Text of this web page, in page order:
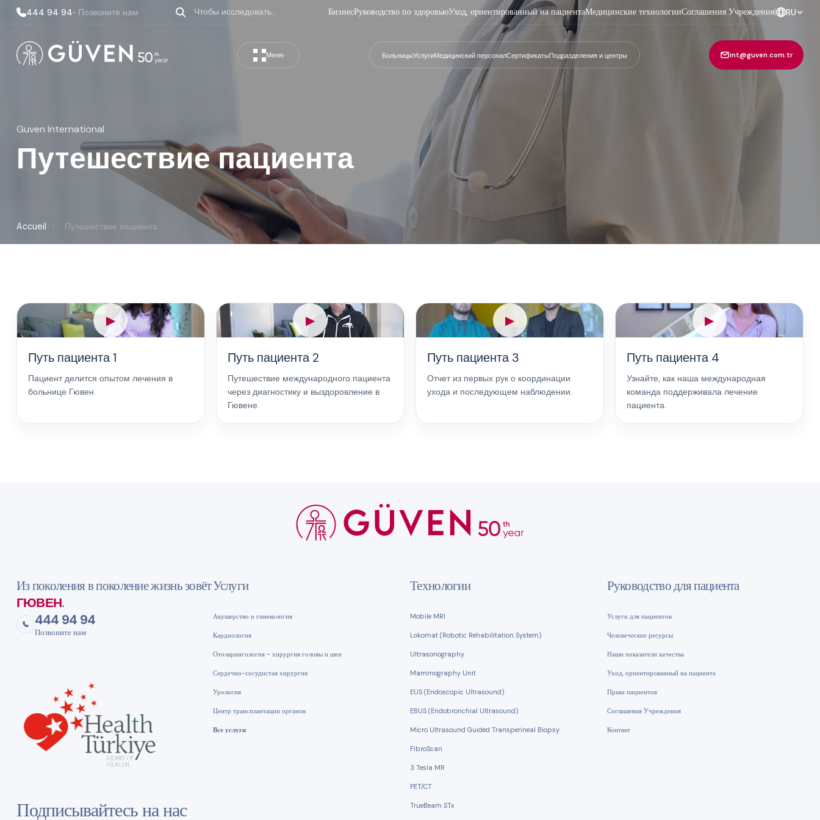
444 94 94• Позвоните нам БизнесРуководство по здоровьюУход, ориентированный на пациентаМедицинские технологииСоглашения Учреждения| RU
Меню БольницыУслугиМедицинский персоналСертификатыПодразделения и центры int@guven.com.tr
Guven International
Путешествие пациента
Accueil › Путешествие пациента
▶
Путь пациента 1
Пациент делится опытом лечения в
больнице Гювен.
▶
Путь пациента 2
Путешествие международного пациента
через диагностику и выздоровление в
Гювене.
▶
Путь пациента 3
Отчет из первых рук о координации
ухода и последующем наблюдении.
▶
Путь пациента 4
Узнайте, как наша международная
команда поддерживала лечение
пациента.
Из поколения в поколение жизнь зовёт
ГЮВЕН.
444 94 94
Позвоните нам
Подписывайтесь на нас
Услуги
Акушерство и гинекология
Кардиология
Отоларингология - хирургия головы и шеи
Сердечно-сосудистая хирургия
Урология
Центр трансплантации органов
Все услуги
Технологии
Mobile MRI
Lokomat (Robotic Rehabilitation System)
Ultrasonography
Mammography Unit
EUS (Endoscopic Ultrasound)
EBUS (Endobronchial Ultrasound)
Micro Ultrasound Guided Transperineal Biopsy
FibroScan
3 Tesla MR
PET/CT
TrueBeam STx
Руководство для пациента
Услуги для пациентов
Человеческие ресурсы
Наши показатели качества
Уход, ориентированный на пациента
Права пациентов
Соглашения Учреждения
Контакт